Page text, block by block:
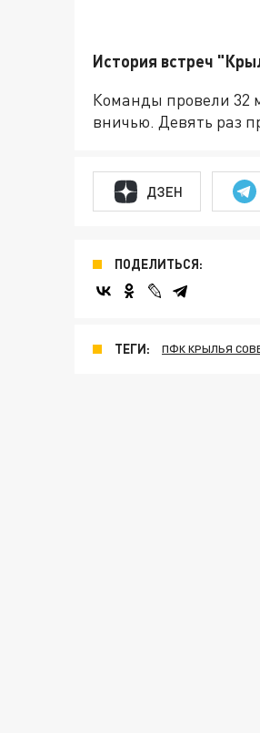
История встреч
Команды провели 32
вничью. Девять раз
ДЗЕН
ПОДЕЛИТЬСЯ:
ТЕГИ: ПФК КРЫЛЬЯ